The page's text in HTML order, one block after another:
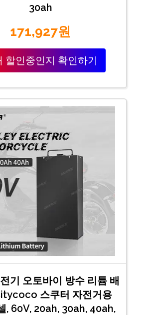
30ah
171,927원
할인중인지 확인하기
기 오토바이 방수 리튬 배
스쿠터 자전거용
, 60V, 20ah, 30ah, 40ah,